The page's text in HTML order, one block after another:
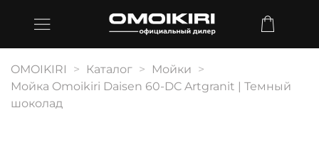
OMOIKIRI Каталог
Мойки
Мойка Omoikiri Daisen 60-DC Artgranit | Темный
шоколад